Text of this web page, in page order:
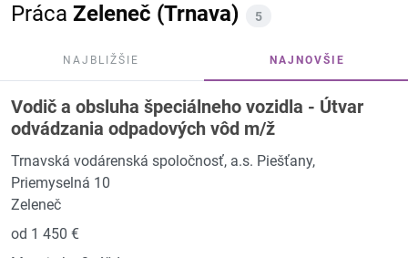
Práca Zeleneč (Trnava) 5
NAJBLIŽŠIE NAJNOVŠIE
Vodič a obsluha špeciálneho vozidla - Útvar
odvádzania odpadových vôd m/ž
Trnavská vodárenská spoločnosť, a.s. Piešťany,
Priemyselná 10
Zeleneč
od 1 450 €